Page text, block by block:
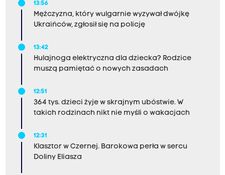
13:56
Mężczyzna, który wulgarnie wyzywał dwójkę
Ukraińców, zgłosił się na policję
13:42
Hulajnoga elektryczna dla dziecka? Rodzice
muszą pamiętać o nowych zasadach
12:51
364 tys. dzieci żyje w skrajnym ubóstwie. W
takich rodzinach nikt nie myśli o wakacjach
12:31
Klasztor w Czernej. Barokowa perła w sercu
Doliny Eliasza